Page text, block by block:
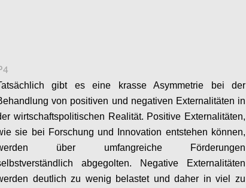
gibt es eine krasse Asymmetrie bei der
von positiven und negativen Externalitäten in
wirtschaftspolitischen Realität. Positive Externalitäten,
sie bei Forschung und Innovation entstehen können,
über umfangreiche Förderungen
abgegolten. Negative Externalitäten
deutlich zu wenig belastet und daher in viel zu